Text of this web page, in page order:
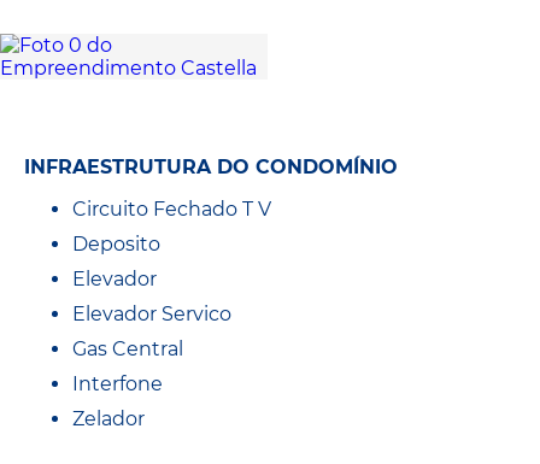
INFRAESTRUTURA DO CONDOMÍNIO
Circuito Fechado T V
Deposito
Elevador
Elevador Servico
Gas Central
Interfone
Zelador